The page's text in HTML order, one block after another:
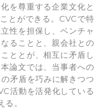
を尊重する企業文化と
とができる。CVCで特
性を担保し、ベンチャ
ることと、親会社との
ととが、相互に矛盾し
論文では、当事者への
矛盾を巧みに解きつつ
活動を活発化している
。